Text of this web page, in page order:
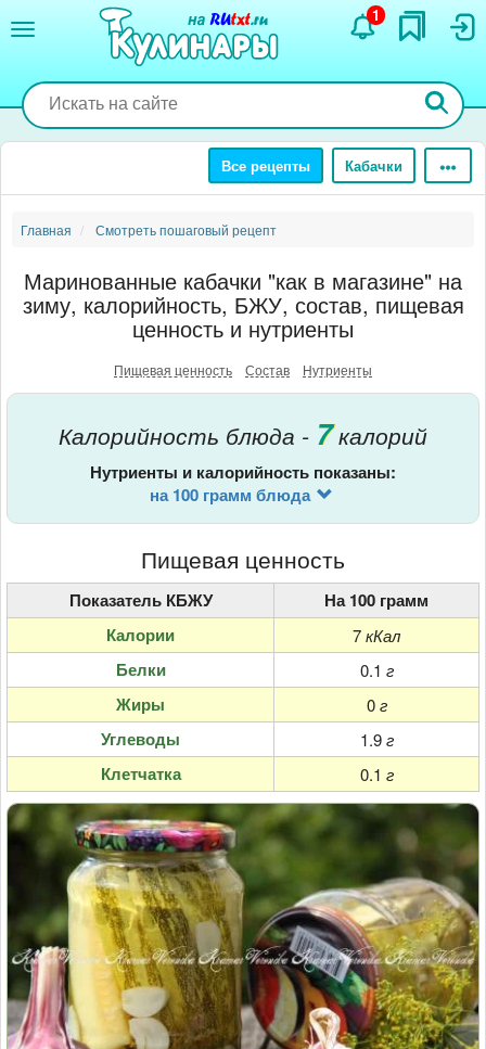
содержанию
1
Все рецепты Кабачки
Главная Смотреть пошаговый рецепт
Маринованные кабачки "как в магазине" на
зиму, калорийность, БЖУ, состав, пищевая
ценность и нутриенты
Пищевая ценность Состав Нутриенты
Калорийность блюда - 7 калорий
Нутриенты и калорийность показаны:
на 100 грамм блюда
Пищевая ценность
Показатель КБЖУ
На 100 грамм
Калории
7кКал
Белки 0.1 г
Жиры 0 г
Углеводы 1.9 г
Клетчатка 0.1 г